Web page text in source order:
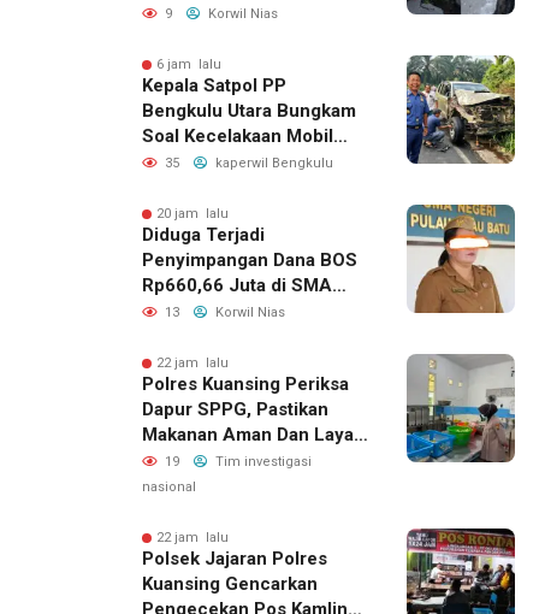
Selatan Bergerak Cepat
9 Korwil Nias
6 jam lalu
Kepala Satpol PP
Bengkulu Utara Bungkam
Soal Kecelakaan Mobil
Dinas yang Dikemudikan
35 kaperwil Bengkulu
20 jam lalu
Diduga Terjadi
Penyimpangan Dana BOS
Rp660,66 Juta di SMA
Negeri 1 Pulau-Pulau
Belanja Bernilai Besar Jadi
Sorotan; LSM GEMPUR
Siapkan Laporan ke
Kejaksaan
13 Korwil Nias
22 jam lalu
Polres Kuansing Periksa
Dapur SPPG, Pastikan
Makanan Aman Dan Layak
Dikonsumsi
19
Tim investigasi
nasional
22 jam lalu
Polsek Jajaran Polres
Kuansing Gencarkan